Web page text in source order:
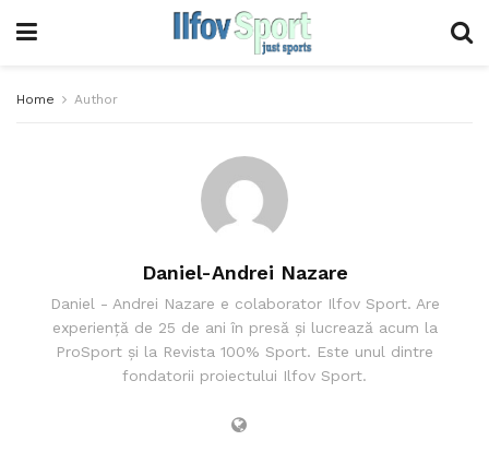
Home Author
Daniel-Andrei Nazare
Daniel - Andrei Nazare e colaborator Ilfov Sport. Are
experiență de 25 de ani în presă și lucrează acum la
ProSport și la Revista 100% Sport. Este unul dintre
fondatorii proiectului Ilfov Sport.